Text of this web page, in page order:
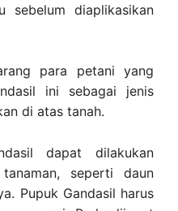
sebelum diaplikasikan
para petani yang
ini sebagai jenis
di atas tanah.
dapat dilakukan
seperti daun
Pupuk Gandasil harus